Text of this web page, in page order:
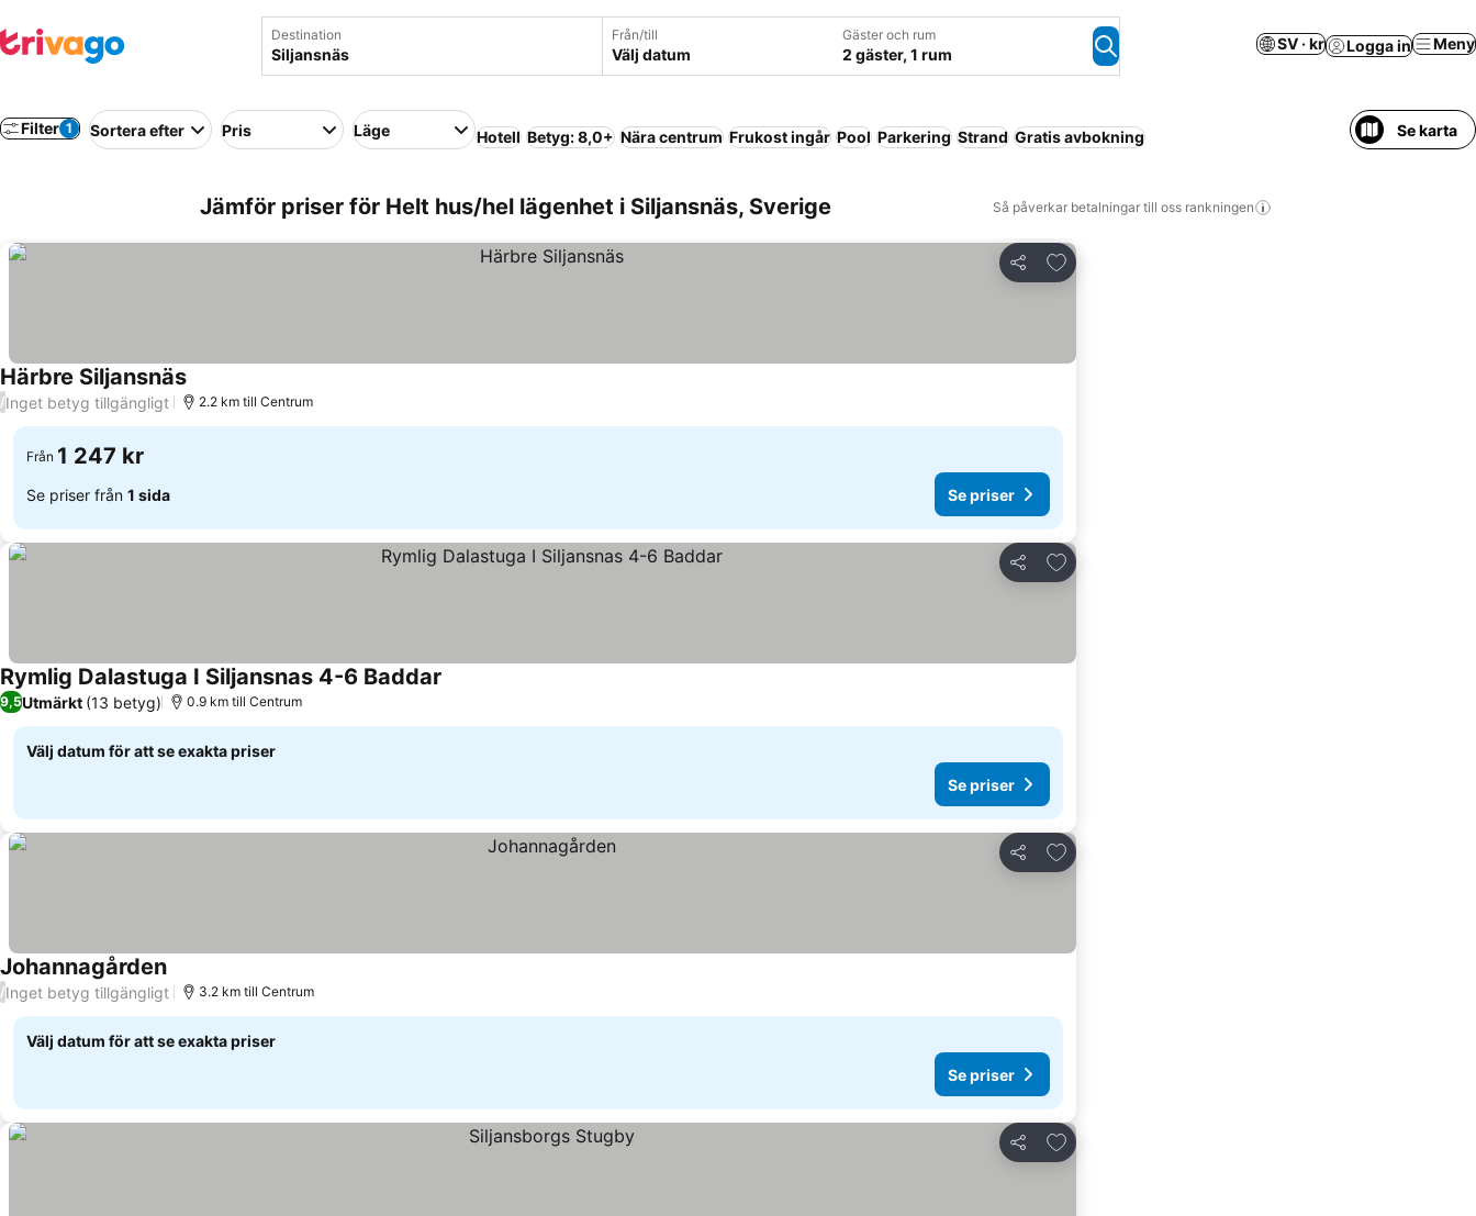
Destination Från/till
Välj datum
Gäster och rum
2 gäster, 1 rum
SV · kr Logga in Meny
Filter 1 Sortera efter Pris Läge Hotell Betyg: 8,0+ Nära centrum Frukost ingår Pool Parkering Strand Gratis avbokning Se karta
Jämför priser för Helt hus/hel lägenhet i Siljansnäs, Sverige Så påverkar betalningar till oss rankningen
Dela
Lägg till i Mina Favoriter
Härbre Siljansnäs
/Inget betyg tillgängligt 2.2 km till Centrum
Från 1 247 kr
Se priser från 1 sida Se priser
Dela
Lägg till i Mina Favoriter
Rymlig Dalastuga I Siljansnas 4-6 Baddar
9,5Utmärkt (13 betyg) 0.9 km till Centrum
Välj datum för att se exakta priser
Se priser
Dela
Lägg till i Mina Favoriter
Johannagården
/Inget betyg tillgängligt 3.2 km till Centrum
Välj datum för att se exakta priser
Se priser
Dela
Lägg till i Mina Favoriter